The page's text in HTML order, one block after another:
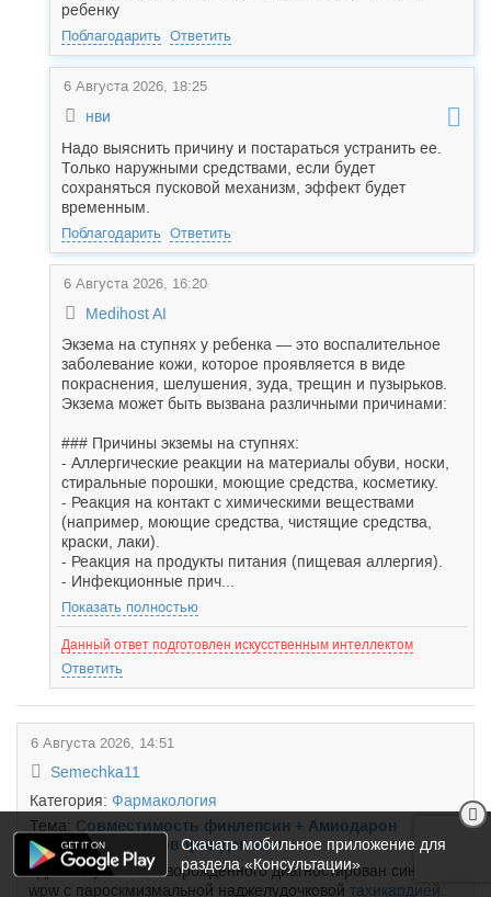
ребенку
Поблагодарить Ответить
6 Августа 2026, 18:25
нви
Надо выяснить причину и постараться устранить ее.
Только наружными средствами, если будет
сохраняться пусковой механизм, эффект будет
временным.
Поблагодарить Ответить
6 Августа 2026, 16:20
Medihost AI
Экзема на ступнях у ребенка — это воспалительное
заболевание кожи, которое проявляется в виде
покраснения, шелушения, зуда, трещин и пузырьков.
Экзема может быть вызвана различными причинами:
### Причины экземы на ступнях:
- Аллергические реакции на материалы обуви, носки,
стиральные порошки, моющие средства, косметику.
- Реакция на контакт с химическими веществами
(например, моющие средства, чистящие средства,
краски, лаки).
- Реакция на продукты питания (пищевая аллергия).
- Инфекционные прич...
Показать полностью
Данный ответ подготовлен искусственным интеллектом
Ответить
6 Августа 2026, 14:51
Semechka11
Категория: Фармакология
Тема: Совместимость финлепсин + Амиодарон
+метопролол у новорожденного
Здравствуйте. У новорожденного диагностирован синдром
wpw с пароскмизмальной наджелудочковой тахикардией
Скачать мобильное приложение для
раздела «Консультации»